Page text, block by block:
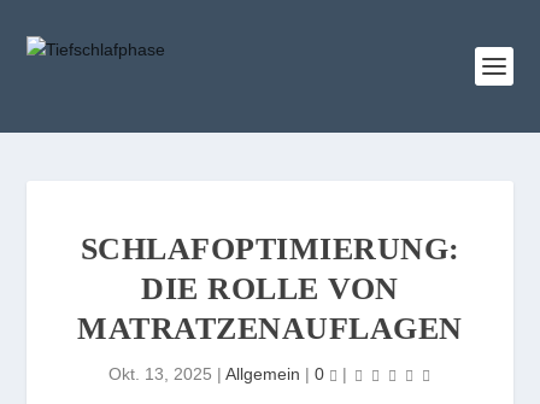
SCHLAFOPTIMIERUNG:
DIE ROLLE VON
MATRATZENAUFLAGEN
Okt. 13, 2025 | Allgemein | 0 |